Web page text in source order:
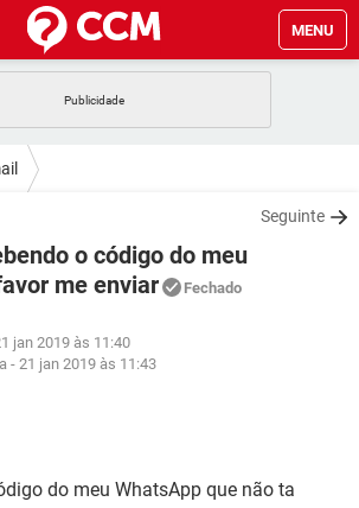
MENU
GMAIL
EXCEL
WHATSAPP
FACEBOOK
EXCEL
FACEBOOK
GMAIL
Seguinte
o código do meu
me enviar
Fechado
jan 2019 às 11:40
- 21 jan 2019 às 11:43
do meu WhatsApp que não ta